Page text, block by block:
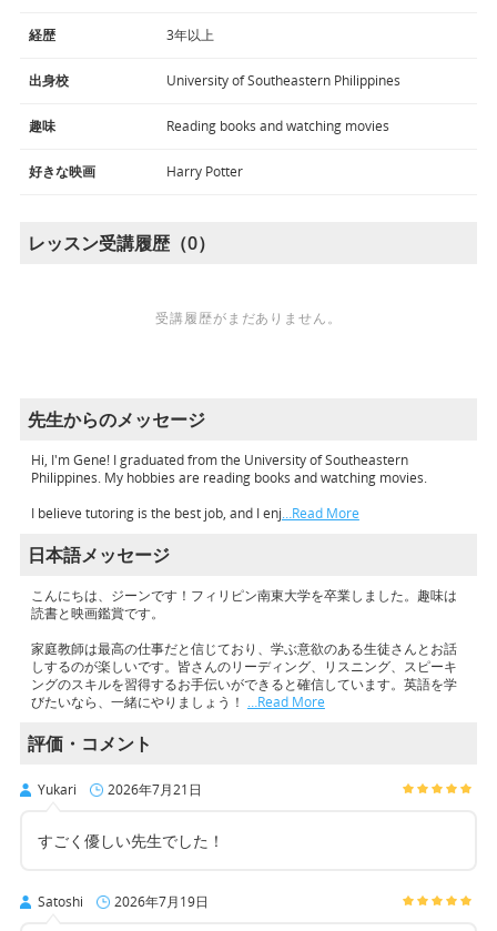
経歴 3年以上
出身校 University of Southeastern Philippines
趣味 Reading books and watching movies
好きな映画 Harry Potter
レッスン受講履歴（0）
受講履歴がまだありません。
先生からのメッセージ
Hi, I'm Gene! I graduated from the University of Southeastern
Philippines. My hobbies are reading books and watching movies.
I believe tutoring is the best job, and I enj…Read More
日本語メッセージ
こんにちは、ジーンです！フィリピン南東大学を卒業しました。趣味は
読書と映画鑑賞です。
家庭教師は最高の仕事だと信じており、学ぶ意欲のある生徒さんとお話
しするのが楽しいです。皆さんのリーディング、リスニング、スピーキ
ングのスキルを習得するお手伝いができると確信しています。英語を学
びたいなら、一緒にやりましょう！ …Read More
評価・コメント
Yukari 2026年7月21日
すごく優しい先生でした！
Satoshi 2026年7月19日